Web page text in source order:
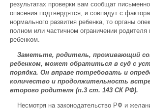
результатах проверки вам сообщат
опасения подтвердятся, и совпадут с
нормального развития ребенка, то органы
полном или частичном ограничении
ребенком.
Заметьте, родитель, проживающий
ребенком, может обратиться в суд с
порядка. Он вправе потребовать и
количество и продолжительность
второго родителя (п.3 ст. 143 СК РФ).
Несмотря на законодательство РФ и